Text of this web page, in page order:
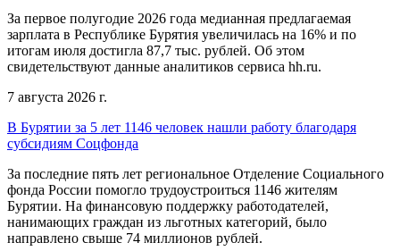
За первое полугодие 2026 года медианная предлагаемая
зарплата в Республике Бурятия увеличилась на 16% и по
итогам июля достигла 87,7 тыс. рублей. Об этом
свидетельствуют данные аналитиков сервиса hh.ru.
7 августа 2026 г.
В Бурятии за 5 лет 1146 человек нашли работу благодаря
субсидиям Соцфонда
За последние пять лет региональное Отделение Социального
фонда России помогло трудоустроиться 1146 жителям
Бурятии. На финансовую поддержку работодателей,
нанимающих граждан из льготных категорий, было
направлено свыше 74 миллионов рублей.